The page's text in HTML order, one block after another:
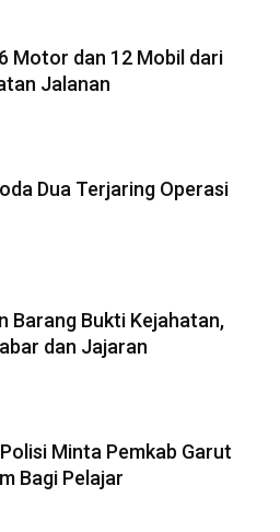
Motor dan 12 Mobil dari
Jalanan
Dua Terjaring Operasi
Barang Bukti Kejahatan,
dan Jajaran
Minta Pemkab Garut
Bagi Pelajar